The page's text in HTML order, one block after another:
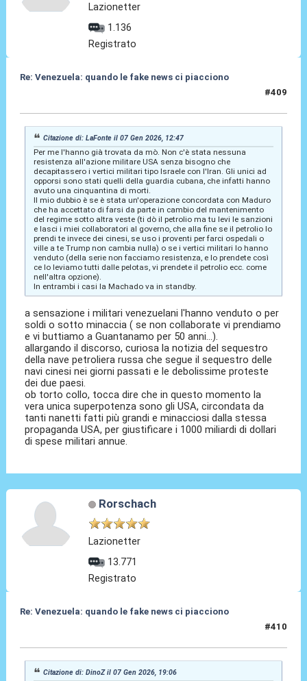
Lazionetter
1.136
Registrato
Re: Venezuela: quando le fake news ci piacciono
#409
Citazione di: LaFonte il 07 Gen 2026, 12:47
Per me l'hanno già trovata da mò. Non c'è stata nessuna
resistenza all'azione militare USA senza bisogno che
decapitassero i vertici militari tipo Israele con l'Iran. Gli unici ad
opporsi sono stati quelli della guardia cubana, che infatti hanno
avuto una cinquantina di morti.
Il mio dubbio è se è stata un'operazione concordata con Maduro
che ha accettato di farsi da parte in cambio del mantenimento
del regime sotto altra veste (ti dò il petrolio ma tu levi le sanzioni
e lasci i miei collaboratori al governo, che alla fine se il petrolio lo
prendi te invece dei cinesi, se uso i proventi per farci ospedali o
ville a te Trump non cambia nulla) o se i vertici militari lo hanno
venduto (della serie non facciamo resistenza, e lo prendete così
ce lo leviamo tutti dalle pelotas, vi prendete il petrolio ecc. come
nell'altra opzione).
In entrambi i casi la Machado va in standby.
a sensazione i militari venezuelani l'hanno venduto o per
soldi o sotto minaccia ( se non collaborate vi prendiamo
e vi buttiamo a Guantanamo per 50 anni...).
allargando il discorso, curiosa la notizia del sequestro
della nave petroliera russa che segue il sequestro delle
navi cinesi nei giorni passati e le debolissime proteste
dei due paesi.
ob torto collo, tocca dire che in questo momento la
vera unica superpotenza sono gli USA, circondata da
tanti nanetti fatti più grandi e minacciosi dalla stessa
propaganda USA, per giustificare i 1000 miliardi di dollari
di spese militari annue.
Rorschach
Lazionetter
13.771
Registrato
Re: Venezuela: quando le fake news ci piacciono
#410
Citazione di: DinoZ il 07 Gen 2026, 19:06